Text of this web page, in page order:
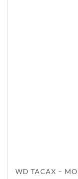
WD TACAX –